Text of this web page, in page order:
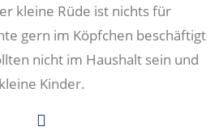
kleine Rüde ist nichts für
gern im Köpfchen beschäftigt
nicht im Haushalt sein und
kleine Kinder.